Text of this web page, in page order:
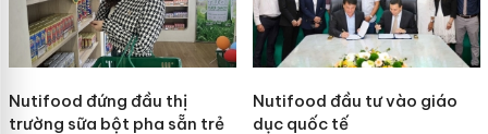
Nutifood đứng đầu thị
trường sữa bột pha sẵn trẻ
Nutifood đầu tư vào giáo
dục quốc tế